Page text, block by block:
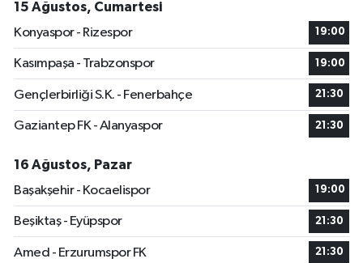
15 Ağustos, Cumartesi
Konyaspor - Rizespor
19:00
Kasımpaşa - Trabzonspor 19:00
Gençlerbirliği S.K. - Fenerbahçe 21:30
Gaziantep FK - Alanyaspor 21:30
16 Ağustos, Pazar
Başakşehir - Kocaelispor
19:00
Beşiktaş - Eyüpspor 21:30
Amed - Erzurumspor FK 21:30